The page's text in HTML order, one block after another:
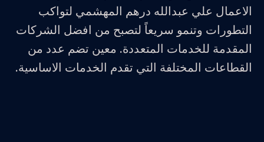
الاعمال علي عبدالله درهم المهشمي لتواكب
التطورات وتنمو سريعاً لتصبح من افضل الشركات
المقدمة للخدمات المتعددة. معين تضم عدد من
القطاعات المختلفة التي تقدم الخدمات الاساسية.